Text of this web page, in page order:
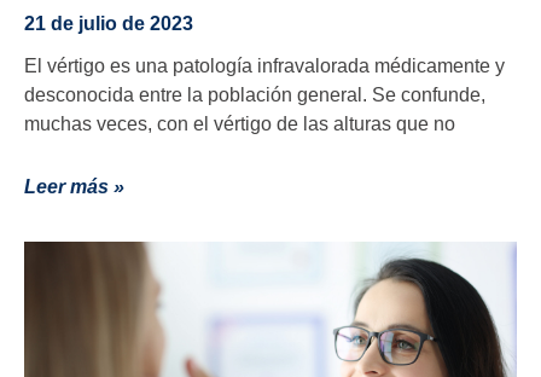
21 de julio de 2023
El vértigo es una patología infravalorada médicamente y
desconocida entre la población general. Se confunde,
muchas veces, con el vértigo de las alturas que no
Leer más »